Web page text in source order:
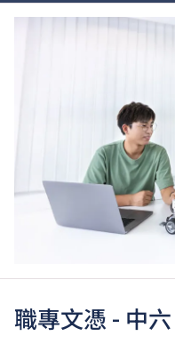
職專文憑 - 中六